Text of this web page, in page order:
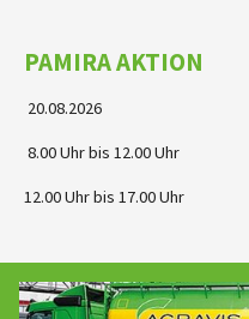
PAMIRA AKTION
20.08.2026
8.00 Uhr bis 12.00 Uhr
12.00 Uhr bis 17.00 Uhr